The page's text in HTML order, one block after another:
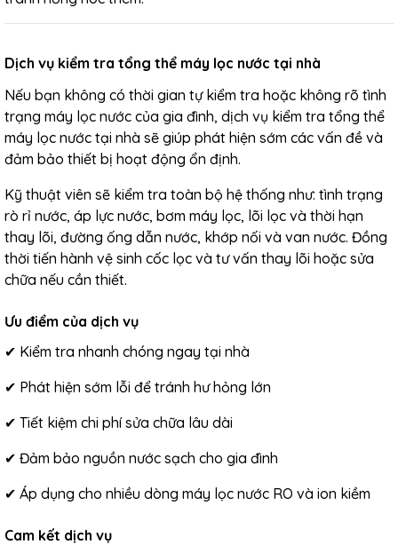
Dịch vụ kiểm tra tổng thể máy lọc nước tại nhà
Nếu bạn không có thời gian tự kiểm tra hoặc không rõ tình
trạng máy lọc nước của gia đình, dịch vụ kiểm tra tổng thể
máy lọc nước tại nhà sẽ giúp phát hiện sớm các vấn đề và
đảm bảo thiết bị hoạt động ổn định.
Kỹ thuật viên sẽ kiểm tra toàn bộ hệ thống như: tình trạng
rò rỉ nước, áp lực nước, bơm máy lọc, lõi lọc và thời hạn
thay lõi, đường ống dẫn nước, khớp nối và van nước. Đồng
thời tiến hành vệ sinh cốc lọc và tư vấn thay lõi hoặc sửa
chữa nếu cần thiết.
Ưu điểm của dịch vụ
✔ Kiểm tra nhanh chóng ngay tại nhà
✔ Phát hiện sớm lỗi để tránh hư hỏng lớn
✔ Tiết kiệm chi phí sửa chữa lâu dài
✔ Đảm bảo nguồn nước sạch cho gia đình
✔ Áp dụng cho nhiều dòng máy lọc nước RO và ion kiềm
Cam kết dịch vụ